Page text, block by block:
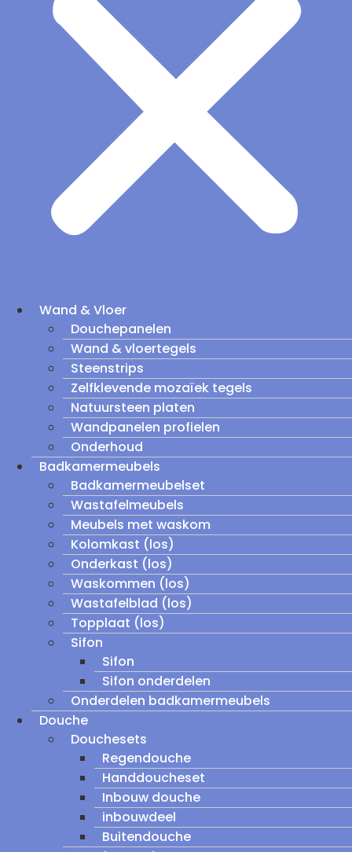
Wand & Vloer
Douchepanelen
Wand & vloertegels
Steenstrips
Zelfklevende mozaïek tegels
Natuursteen platen
Wandpanelen profielen
Onderhoud
Badkamermeubels
Badkamermeubelset
Wastafelmeubels
Meubels met waskom
Kolomkast (los)
Onderkast (los)
Waskommen (los)
Wastafelblad (los)
Topplaat (los)
Sifon
Sifon
Sifon onderdelen
Onderdelen badkamermeubels
Douche
Douchesets
Regendouche
Handdoucheset
Inbouw douche
inbouwdeel
Buitendouche